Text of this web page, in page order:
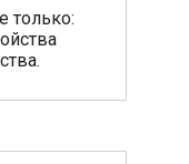
только: